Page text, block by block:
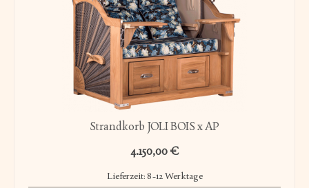
Strandkorb JOLI BOIS x AP
4.150,00€
Lieferzeit:8-12 Werktage